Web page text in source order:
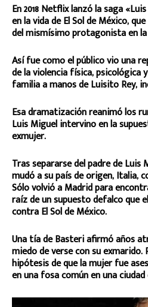
En 2018 Netflix lanzó la saga
en la vida de El Sol de México,
del mismísimo protagonista en
Así fue como el público vio una
de la violencia física, psicológica
familia a manos de Luisito Rey,
Esa dramatización reanimó los
Luis Miguel intervino en la
exmujer.
Tras separarse del padre de Luis
mudó a su país de origen, Italia,
Sólo volvió a Madrid para
raíz de un supuesto defalco que
contra El Sol de México.
Una tía de Basteri afirmó años
miedo de verse con su
hipótesis de que la mujer fue
en una fosa común en una ciudad